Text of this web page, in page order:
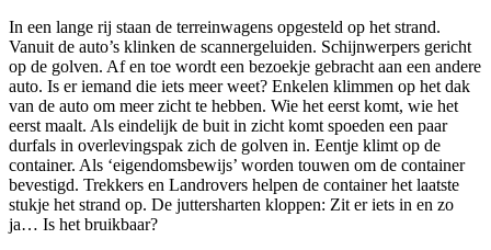
In een lange rij staan de terreinwagens opgesteld op het strand.
Vanuit de auto’s klinken de scannergeluiden. Schijnwerpers gericht
op de golven. Af en toe wordt een bezoekje gebracht aan een andere
auto. Is er iemand die iets meer weet? Enkelen klimmen op het dak
van de auto om meer zicht te hebben. Wie het eerst komt, wie het
eerst maalt. Als eindelijk de buit in zicht komt spoeden een paar
durfals in overlevingspak zich de golven in. Eentje klimt op de
container. Als ‘eigendomsbewijs’ worden touwen om de container
bevestigd. Trekkers en Landrovers helpen de container het laatste
stukje het strand op. De juttersharten kloppen: Zit er iets in en zo
ja… Is het bruikbaar?